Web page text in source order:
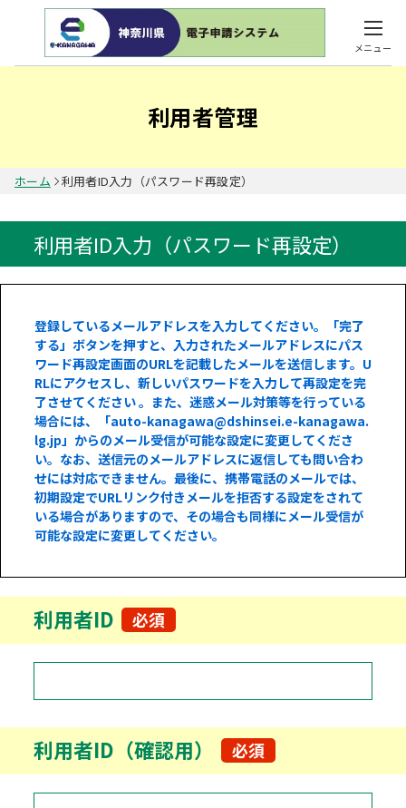
メニュー
利用者管理
ホーム 利用者ID入力（パスワード再設定）
利用者ID入力（パスワード再設定）
登録しているメールアドレスを入力してください。「完了
する」ボタンを押すと、入力されたメールアドレスにパス
ワード再設定画面のURLを記載したメールを送信します。U
RLにアクセスし、新しいパスワードを入力して再設定を完
了させてください 。また、迷惑メール対策等を行っている
場合には、「auto-kanagawa@dshinsei.e-kanagawa.
lg.jp」からのメール受信が可能な設定に変更してくださ
い。なお、送信元のメールアドレスに返信しても問い合わ
せには対応できません。最後に、携帯電話のメールでは、
初期設定でURLリンク付きメールを拒否する設定をされて
いる場合がありますので、その場合も同様にメール受信が
可能な設定に変更してください。
利用者ID 必須
利用者ID（確認用） 必須